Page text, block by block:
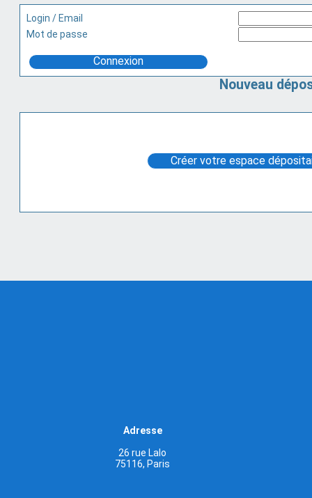
Login / Email
Mot de passe
Connexion
Nouveau
Adresse
26 rue Lalo
75116, Paris